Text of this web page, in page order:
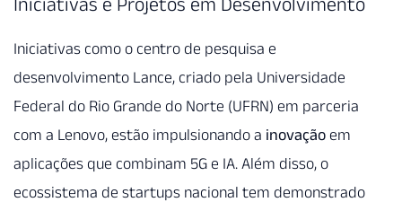
Iniciativas como o centro de pesquisa e
desenvolvimento Lance, criado pela Universidade
Federal do Rio Grande do Norte (UFRN) em parceria
com a Lenovo, estão impulsionando a inovação em
aplicações que combinam 5G e IA. Além disso, o
ecossistema de startups nacional tem demonstrado